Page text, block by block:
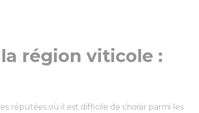
région viticole :
réputées où il est difficile de choisir parmi les